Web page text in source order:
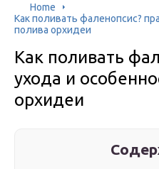
Home
Как поливать фаленопсис?
полива орхидеи
Как поливать
ухода и
орхидеи